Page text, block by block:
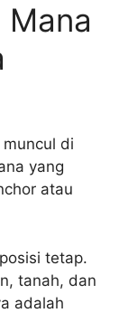
di
yang
atau
tetap.
tanah, dan
adalah